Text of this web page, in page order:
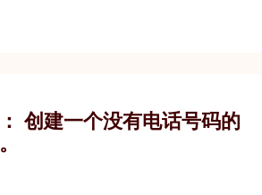
创建一个没有电话号码的